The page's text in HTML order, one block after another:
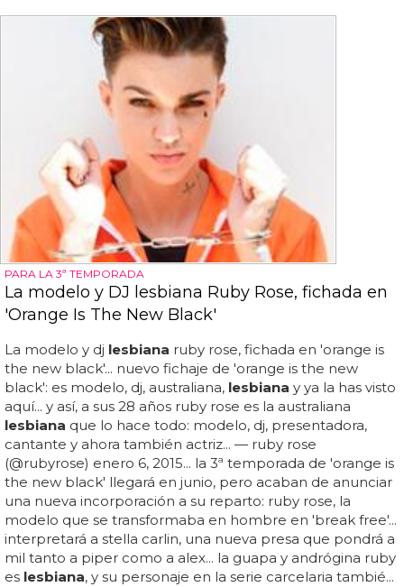
PARA LA 3ª TEMPORADA
La modelo y DJ lesbiana Ruby Rose, fichada en
'Orange Is The New Black'
La modelo y dj lesbiana ruby rose, fichada en 'orange is
the new black'... nuevo fichaje de 'orange is the new
black': es modelo, dj, australiana, lesbiana y ya la has visto
aquí... y así, a sus 28 años ruby rose es la australiana
lesbiana que lo hace todo: modelo, dj, presentadora,
cantante y ahora también actriz... — ruby rose
(@rubyrose) enero 6, 2015... la 3ª temporada de 'orange is
the new black' llegará en junio, pero acaban de anunciar
una nueva incorporación a su reparto: ruby rose, la
modelo que se transformaba en hombre en 'break free'...
interpretará a stella carlin, una nueva presa que pondrá a
mil tanto a piper como a alex... la guapa y andrógina ruby
es lesbiana, y su personaje en la serie carcelaria tambié...